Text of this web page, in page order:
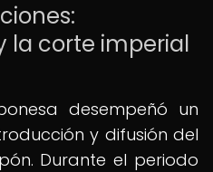
la corte imperial
desempeñó un
y difusión del
Durante el periodo